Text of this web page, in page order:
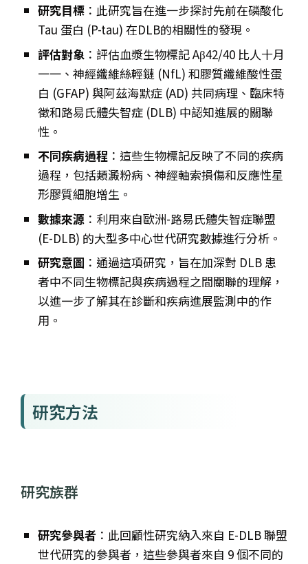
研究目標 ：此研究旨在進一步探討先前在磷酸化
Tau 蛋白 (P-tau) 在DLB的相關性的發現。
評估對象 ：評估血漿生物標記 Aβ42/40 比人十月
一一、神經纖維絲輕鏈 (NfL) 和膠質纖維酸性蛋
白 (GFAP) 與阿茲海默症 (AD) 共同病理、臨床特
徵和路易氏體失智症 (DLB) 中認知進展的關聯
性。
不同疾病過程 ：這些生物標記反映了不同的疾病
過程，包括類澱粉病、神經軸索損傷和反應性星
形膠質細胞增生。
數據來源 ：利用來自歐洲-路易氏體失智症聯盟
(E-DLB) 的大型多中心世代研究數據進行分析。
研究意圖 ：通過這項研究，旨在加深對 DLB 患
者中不同生物標記與疾病過程之間關聯的理解，
以進一步了解其在診斷和疾病進展監測中的作
用。
研究方法
研究族群
研究參與者 ：此回顧性研究納入來自 E-DLB 聯盟
世代研究的參與者，這些參與者來自 9 個不同的